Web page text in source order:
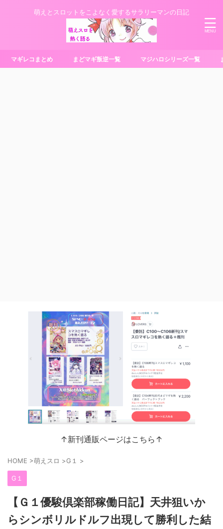
萌えとスロットをこよなく愛するサラリーマンの日記
マギレコまとめ まどマギ叛逆一覧 マジハロシリーズ一覧
↑新刊通販ページはこちら↑
HOME >萌えスロ >G１ >
G１
【Ｇ１優駿倶楽部稼働日記】天井狙いか
らシンボリルドルフ出現して勝利した結